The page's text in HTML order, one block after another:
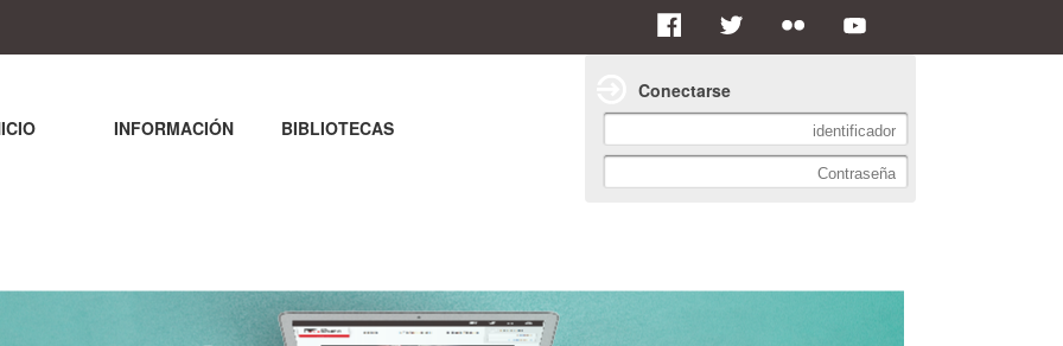
INFORMACIÓN BIBLIOTECAS
Conectarse